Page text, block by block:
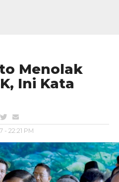
Menolak
Ini Kata
- 22:21 PM